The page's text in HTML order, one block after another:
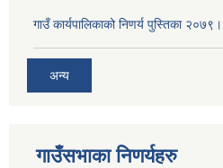
गाउँ कार्यपालिकाको निणर्य पुस्तिका
अन्य
गाउँसभाका निणर्यहरु